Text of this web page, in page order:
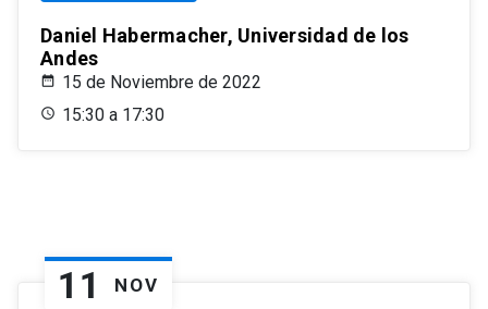
Daniel Habermacher, Universidad de los
Andes
15 de Noviembre de 2022
15:30 a 17:30
11 NOV